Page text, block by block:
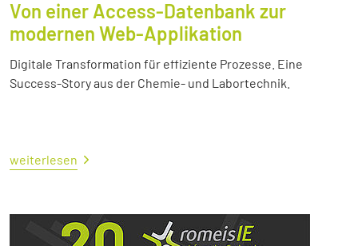
Von einer Access-Datenbank zur
modernen Web-Applikation
Digitale Transformation für effiziente Prozesse. Eine
Success-Story aus der Chemie- und Labortechnik.
weiterlesen